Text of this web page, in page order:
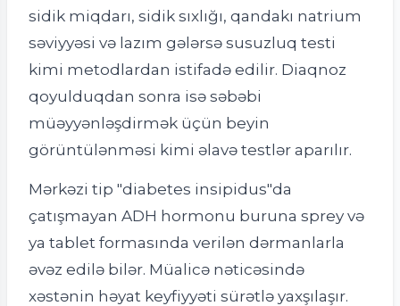
sidik miqdarı, sidik sıxlığı, qandakı natrium
səviyyəsi və lazım gələrsə susuzluq testi
kimi metodlardan istifadə edilir. Diaqnoz
qoyulduqdan sonra isə səbəbi
müəyyənləşdirmək üçün beyin
görüntülənməsi kimi əlavə testlər aparılır.
Mərkəzi tip "diabetes insipidus"da
çatışmayan ADH hormonu buruna sprey və
ya tablet formasında verilən dərmanlarla
əvəz edilə bilər. Müalicə nəticəsində
xəstənin həyat keyfiyyəti sürətlə yaxşılaşır.